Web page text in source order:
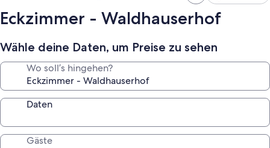
Eckzimmer - Waldhauserhof
Wähle deine Daten, um Preise zu sehen
Wo soll’s hingehen?
Daten
Gäste